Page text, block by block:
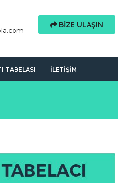
BIZE ULAŞIN
TABELASI İLETIŞIM